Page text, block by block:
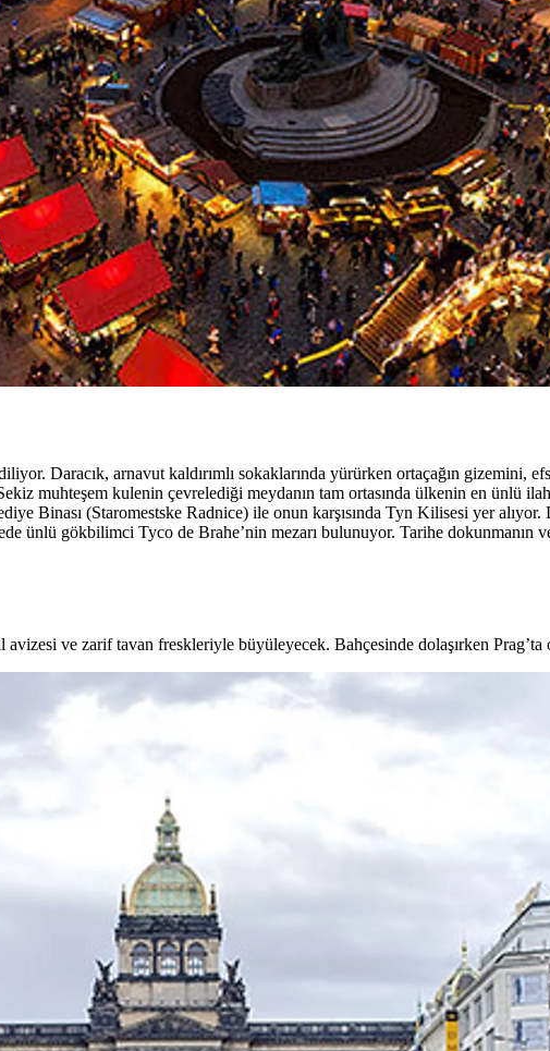
Daracık, arnavut kaldırımlı sokaklarında yürürken ortaçağın gizemini,
muhteşem kulenin çevrelediği meydanın tam ortasında ülkenin en ünlü
Binası (Staromestske Radnice) ile onun karşısında Tyn Kilisesi yer
ünlü gökbilimci Tyco de Brahe’nin mezarı bulunuyor. Tarihe dokunmanın
ve zarif tavan freskleriyle büyüleyecek. Bahçesinde dolaşırken Prag’ta